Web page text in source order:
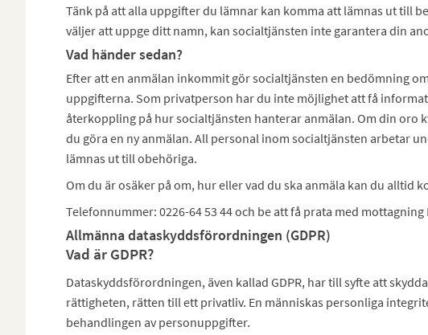
Tänk på att alla uppgifter du lämnar kan komma att lämnas ut till
väljer att uppge ditt namn, kan socialtjänsten inte garantera din
Vad händer sedan?
Efter att en anmälan inkommit gör socialtjänsten en bedömning
uppgifterna. Som privatperson har du inte möjlighet att få
återkoppling på hur socialtjänsten hanterar anmälan. Om din oro
du göra en ny anmälan. All personal inom socialtjänsten arbetar
lämnas ut till obehöriga.
Om du är osäker på om, hur eller vad du ska anmäla kan du alltid
Telefonnummer: 0226-64 53 44 och be att få prata med
Allmänna dataskyddsförordningen (GDPR)
Vad är GDPR?
Dataskyddsförordningen, även kallad GDPR, har till syfte att
rättigheten, rätten till ett privatliv. En människas personliga
behandlingen av personuppgifter.